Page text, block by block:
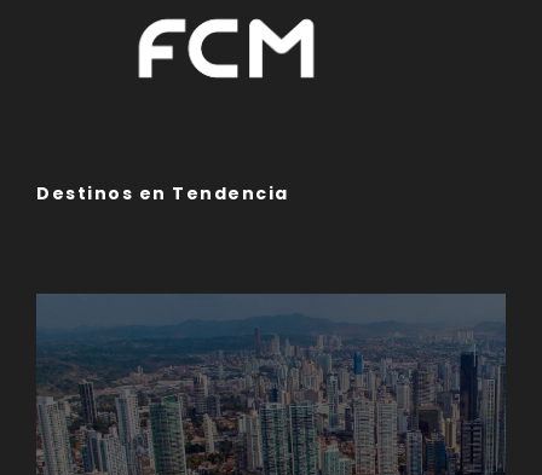
Destinos en Tendencia